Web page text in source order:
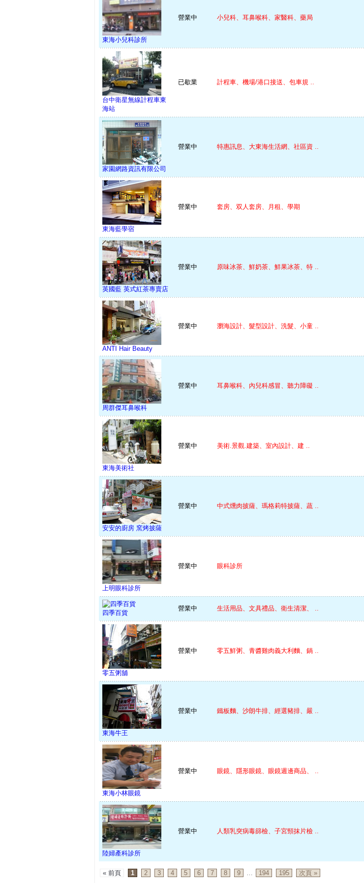
東海小兒科診所
營業中 小兒科、耳鼻喉科、家醫科、藥局
台中衛星無線計程車東
海站
已歇業 計程車、機場/港口接送、包車規 ..
家園網路資訊有限公司
營業中 特惠訊息、大東海生活網、社區資 ..
東海藍學宿
營業中 套房、双人套房、月租、學期
英國藍 英式紅茶專賣店
營業中 原味冰茶、鮮奶茶、鮮果冰茶、特 ..
ANTI Hair Beauty
營業中 瀏海設計、髮型設計、洗髮、小童 ..
周群傑耳鼻喉科
營業中 耳鼻喉科、內兒科感冒、聽力障礙 ..
東海美術社
營業中 美術.景觀.建築、室內設計、建 ..
安安的廚房 窯烤披薩
營業中 中式燻肉披薩、瑪格莉特披薩、蔬 ..
上明眼科診所
營業中 眼科診所
四季百貨
營業中 生活用品、文具禮品、衛生清潔、 ..
零五粥舖
營業中 零五鮮粥、青醬雞肉義大利麵、鍋 ..
東海牛王
營業中 鐵板麵、沙朗牛排、經選豬排、嚴 ..
東海小林眼鏡
營業中 眼鏡、隱形眼鏡、眼鏡週邊商品、 ..
陸婦產科診所
營業中 人類乳突病毒篩檢、子宮頸抹片檢 ..
« 前頁 1 2 3 4 5 6 7 8 9 194 195 次頁 »